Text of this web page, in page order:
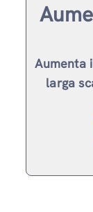
Aumenta
larga